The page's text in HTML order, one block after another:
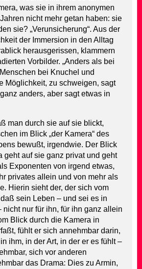
was sie in ihrem anonymen
nicht mehr getan haben: sie
sie? „Verunsicherung“. Aus der
der Immersion in den Alltag
herausgerissen, klammern
Vorbilder. „Anders als bei
bei Knuchel und
Möglichkeit, zu schweigen, sagt
anders, aber sagt etwas in
man durch sie auf sie blickt,
im Blick „der Kamera“ des
bewußt, irgendwie. Der Blick
geht auf sie ganz privat und geht
Exponenten von irgend etwas,
privates allein und von mehr als
Hierin sieht der, der sich vom
sein Leben – und sei es in
nicht nur für ihn, für ihn ganz allein
Blick durch die Kamera in
fühlt er sich annehmbar darin,
ihm, in der Art, in der er es fühlt –
sich vor anderen
das Drama: Dies zu Armin,